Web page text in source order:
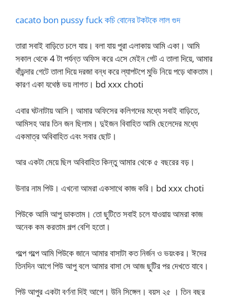
cacato bon pussy fuck কচি বোনের টকটকে লাল গুদ
তারা সবাই বাড়িতে চলে যায়। বলা যায় পুরা এলাকায় আমি একা। আমি
সকাল থেকে 4 টা পর্যন্ত অফিস করে এসে মেইন গেট এ তালা দিয়ে, আমার
বাঁড়ন্দার গেটে তালা দিয়ে দরজা বন্ধ করে ল্যাপটপে মুভি নিয়ে পড়ে থাকতাম।
কারণ একা যথেষ্ঠ ভয় লাগত। bd xxx choti
এবার ঘটনাটায় আসি। আমার অফিসের কলিগদের মধ্যে সবাই বাড়িতে,
আমিসহ আর তিন জন ছিলাম। দুইজন বিবাহিত আমি ছেলেদের মধ্যে
একমাত্র অবিবাহিত এবং সবার ছোট।
আর একটা মেয়ে ছিল অবিবাহিত কিন্তু আমার থেকে ৫ বছরের বড়।
উনার নাম পিউ। এখনো আমরা একসাথে কাজ করি। bd xxx choti
পিউকে আমি আপু ডাকতাম। তো ছুটিতে সবাই চলে যাওয়ায় আমরা কাজ
অনেক কম করতাম গল্প বেশি হতো।
গল্পে গল্পে আমি পিউকে জানে আমার বাসাটা কত নির্জন ও ভয়ংকর। ঈদের
তিনদিন আগে পিউ আপু বলে আমার বাসা সে আজ ছুটির পর দেখতে যাবে।
পিউ আপুর একটা বর্ণনা দিই আগে। উনি সিঙ্গেল। বয়স ২৫ । তিন বছর